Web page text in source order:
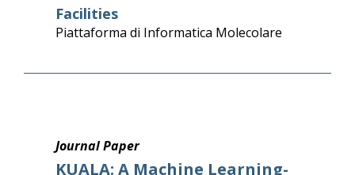
Facilities
Piattaforma di Informatica Molecolare
Journal Paper
KUALA: A Machine Learning-